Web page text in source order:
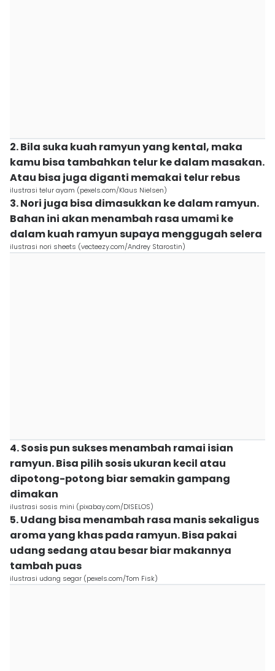
2. Bila suka kuah ramyun yang kental, maka
kamu bisa tambahkan telur ke dalam masakan.
Atau bisa juga diganti memakai telur rebus
ilustrasi telur ayam (pexels.com/Klaus Nielsen)
3. Nori juga bisa dimasukkan ke dalam ramyun.
Bahan ini akan menambah rasa umami ke
dalam kuah ramyun supaya menggugah selera
ilustrasi nori sheets (vecteezy.com/Andrey Starostin)
4. Sosis pun sukses menambah ramai isian
ramyun. Bisa pilih sosis ukuran kecil atau
dipotong-potong biar semakin gampang
dimakan
ilustrasi sosis mini (pixabay.com/DISELOS)
5. Udang bisa menambah rasa manis sekaligus
aroma yang khas pada ramyun. Bisa pakai
udang sedang atau besar biar makannya
tambah puas
ilustrasi udang segar (pexels.com/Tom Fisk)